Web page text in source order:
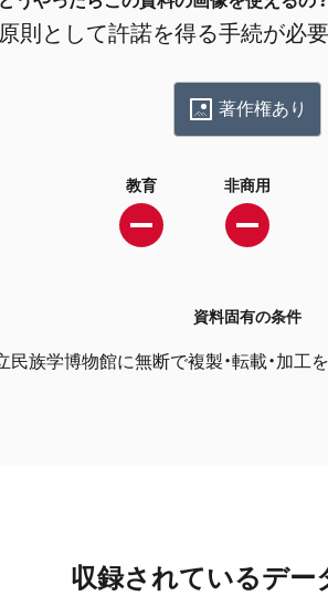
原則として許諾を得る手続が必要
著作権あり
教育 非商用
資料固有の条件
民族学博物館に無断で複製・転載・加工
収録されているデー